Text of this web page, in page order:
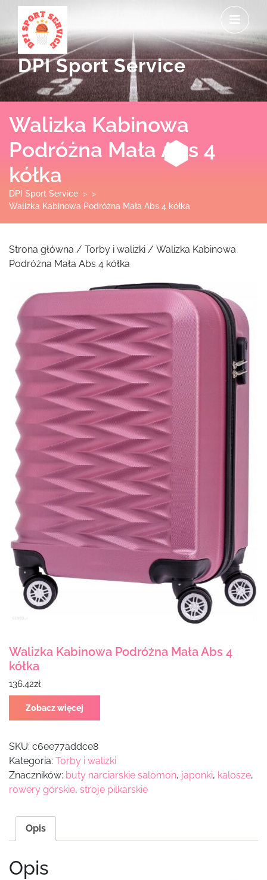
content
DPI Sport Service
Walizka Kabinowa
Podróżna Mała Abs 4
kółka
DPI Sport Service > >
Walizka Kabinowa Podróżna Mała Abs 4 kółka
Strona główna / Torby i walizki / Walizka Kabinowa
Podróżna Mała Abs 4 kółka
Walizka Kabinowa Podróżna Mała Abs 4
kółka
136.42zł
Zobacz więcej
SKU: c6ee77addce8
Kategoria: Torby i walizki
Znaczników: buty narciarskie salomon, japonki, kalosze,
rowery górskie, stroje pilkarskie
Opis
Opis